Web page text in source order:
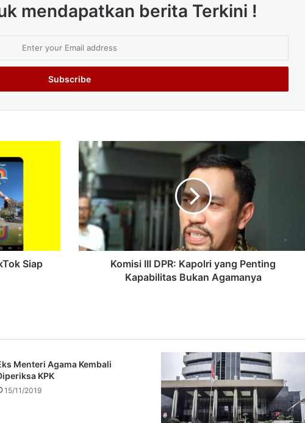
mendapatkan berita Terkini !
Siap
Komisi III DPR: Kapolri yang Penting
Kapabilitas Bukan Agamanya
Menteri Agama Kembali
KPK
15/11/2019